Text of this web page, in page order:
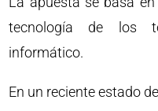
tecnología de los
informático.
En un reciente estado